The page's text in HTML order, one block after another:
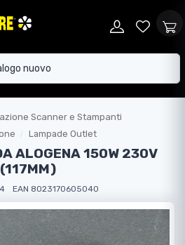
Scanner e Stampanti
Lampade Outlet
ALOGENA 150W 230V
(117MM)
EAN 8023170605040